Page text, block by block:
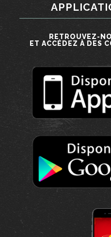
RETROUVEZ-
ET ACCÉDEZ À DES